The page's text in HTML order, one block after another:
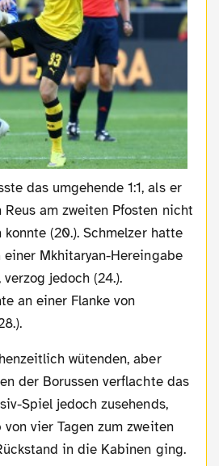
Reus am zweiten Pfosten nicht
(20.). Schmelzer hatte
Mkhitaryan-Hereingabe
jedoch (24.).
an einer Flanke von
der Borussen verflachte das
Spiel jedoch zusehends,
vier Tagen zum zweiten
in die Kabinen ging.